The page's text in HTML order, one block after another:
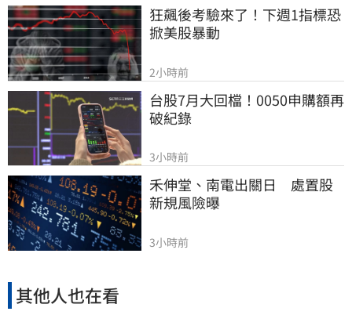
狂飆後考驗來了！下週1指標恐
掀美股暴動
2小時前
台股7月大回檔！0050申購額再
破紀錄
3小時前
禾伸堂、南電出關日　處置股
新規風險曝
3小時前
其他人也在看